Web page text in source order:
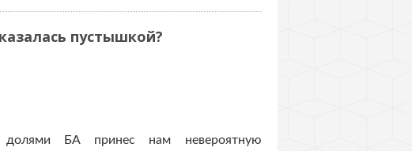
пустышкой?
БА принес нам невероятную